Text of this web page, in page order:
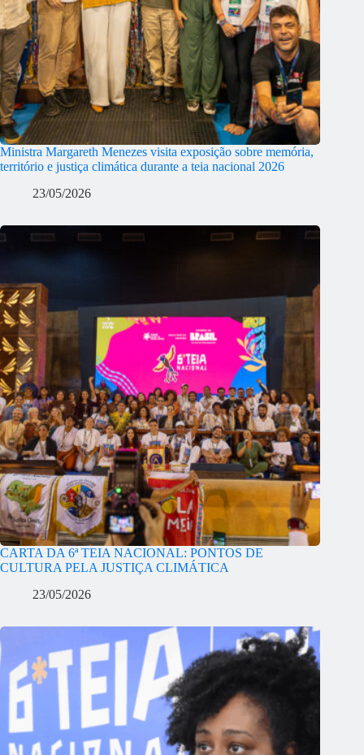
Ministra Margareth Menezes visita exposição sobre memória,
território e justiça climática durante a teia nacional 2026
23/05/2026
CARTA DA 6ª TEIA NACIONAL: PONTOS DE
CULTURA PELA JUSTIÇA CLIMÁTICA
23/05/2026